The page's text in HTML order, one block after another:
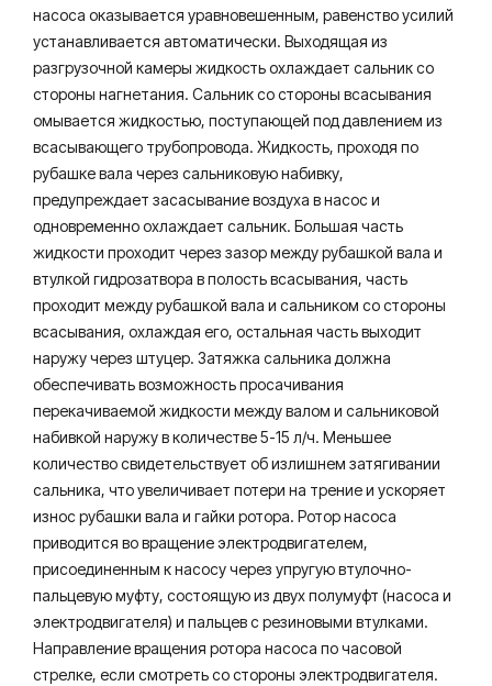
насоса оказывается уравновешенным, равенство усилий
устанавливается автоматически. Выходящая из
разгрузочной камеры жидкость охлаждает сальник со
стороны нагнетания. Сальник со стороны всасывания
омывается жидкостью, поступающей под давлением из
всасывающего трубопровода. Жидкость, проходя по
рубашке вала через сальниковую набивку,
предупреждает засасывание воздуха в насос и
одновременно охлаждает сальник. Большая часть
жидкости проходит через зазор между рубашкой вала и
втулкой гидрозатвора в полость всасывания, часть
проходит между рубашкой вала и сальником со стороны
всасывания, охлаждая его, остальная часть выходит
наружу через штуцер. Затяжка сальника должна
обеспечивать возможность просачивания
перекачиваемой жидкости между валом и сальниковой
набивкой наружу в количестве 5-15 л/ч. Меньшее
количество свидетельствует об излишнем затягивании
сальника, что увеличивает потери на трение и ускоряет
износ рубашки вала и гайки ротора. Ротор насоса
приводится во вращение электродвигателем,
присоединенным к насосу через упругую втулочно-
пальцевую муфту, состоящую из двух полумуфт (насоса и
электродвигателя) и пальцев с резиновыми втулками.
Направление вращения ротора насоса по часовой
стрелке, если смотреть со стороны электродвигателя.